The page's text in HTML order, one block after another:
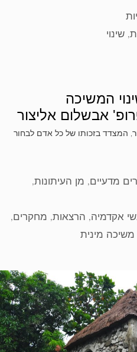
,שינוי
המשיכה
אבשלום אליצור
המצדד בזכותו של כל אדם לבחור
מדעיים, מן העיתונות,
אקדמיה, הרצאות, מחקרים,
משיכה מינית